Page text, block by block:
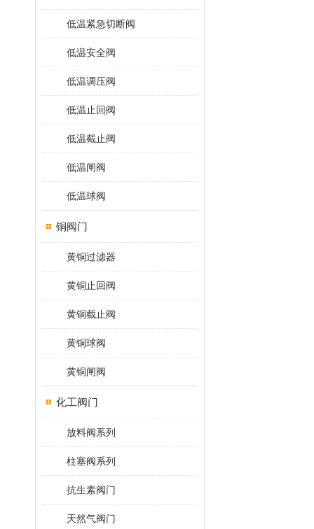
低温紧急切断阀
低温安全阀
低温调压阀
低温止回阀
低温截止阀
低温闸阀
低温球阀
铜阀门
黄铜过滤器
黄铜止回阀
黄铜截止阀
黄铜球阀
黄铜闸阀
化工阀门
放料阀系列
柱塞阀系列
抗生素阀门
天然气阀门